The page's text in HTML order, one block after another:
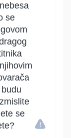
se
se